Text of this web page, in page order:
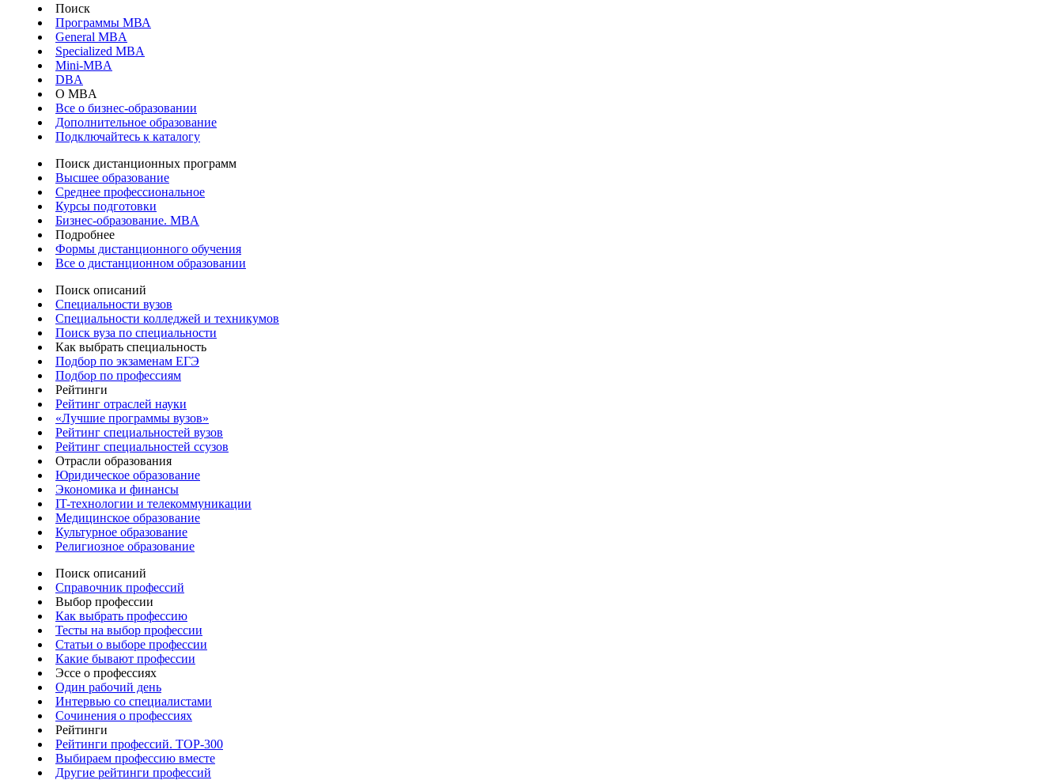
Поиск
Программы МВА
General MBA
Specialized MBA
Mini-MBA
DBA
О MBA
Все о бизнес-образовании
Дополнительное образование
Подключайтесь к каталогу
Поиск дистанционных программ
Высшее образование
Среднее профессиональное
Курсы подготовки
Бизнес-образование. MBA
Подробнее
Формы дистанционного обучения
Все о дистанционном образовании
Поиск описаний
Специальности вузов
Специальности колледжей и техникумов
Поиск вуза по специальности
Как выбрать специальность
Подбор по экзаменам ЕГЭ
Подбор по профессиям
Рейтинги
Рейтинг отраслей науки
«Лучшие программы вузов»
Рейтинг специальностей вузов
Рейтинг специальностей ссузов
Отрасли образования
Юридическое образование
Экономика и финансы
IT-технологии и телекоммуникации
Медицинское образование
Культурное образование
Религиозное образование
Поиск описаний
Справочник профессий
Выбор профессии
Как выбрать профессию
Тесты на выбор профессии
Статьи о выборе профессии
Какие бывают профессии
Эссе о профессиях
Один рабочий день
Интервью со специалистами
Сочинения о профессиях
Рейтинги
Рейтинги профессий. TOP-300
Выбираем профессию вместе
Другие рейтинги профессий